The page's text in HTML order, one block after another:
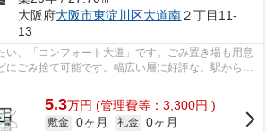
大阪府大阪市東淀川区大道南２丁目11-
13
い、「コンフォート大道」です。ごみ置き場も用意
にごみ捨て可能です。幅広い層に好評な、駅から徒
5.3万円 (管理費等：3,300円 )
敷金 0ヶ月 礼金 0ヶ月